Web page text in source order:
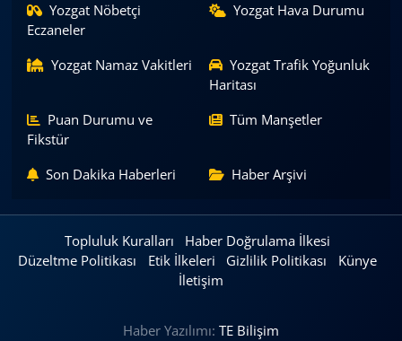
Yozgat Nöbetçi
Eczaneler
Yozgat Hava Durumu
Yozgat Namaz Vakitleri
Yozgat Trafik Yoğunluk
Haritası
Puan Durumu ve
Fikstür
Tüm Manşetler
Son Dakika Haberleri Haber Arşivi
Topluluk Kuralları
Haber Doğrulama İlkesi
Düzeltme Politikası
Etik İlkeleri Gizlilik Politikası
Künye
İletişim
Haber Yazılımı: TE Bilişim